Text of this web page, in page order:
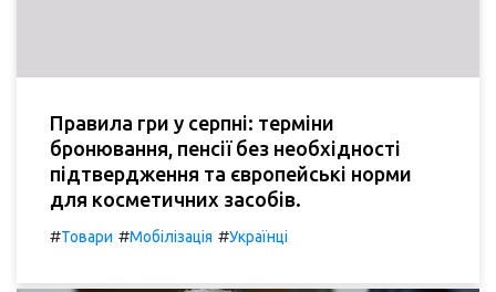
Правила гри у серпні: терміни
бронювання, пенсії без необхідності
підтвердження та європейські норми
для косметичних засобів.
#Товари #Мобілізація #Українці